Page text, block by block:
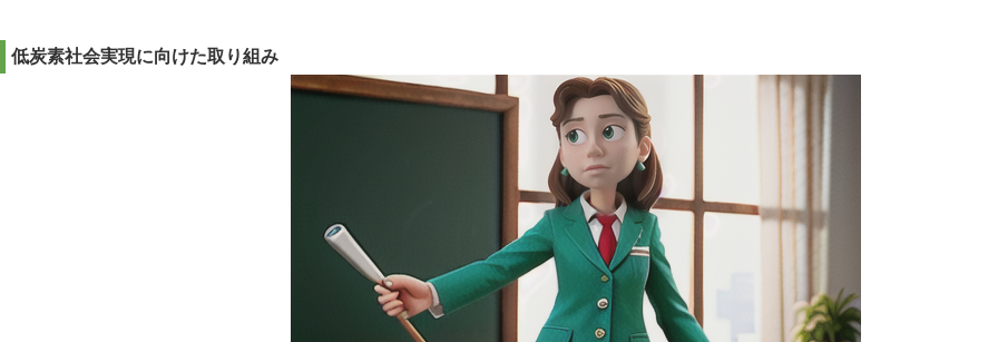
低炭素社会実現に向けた取り組み